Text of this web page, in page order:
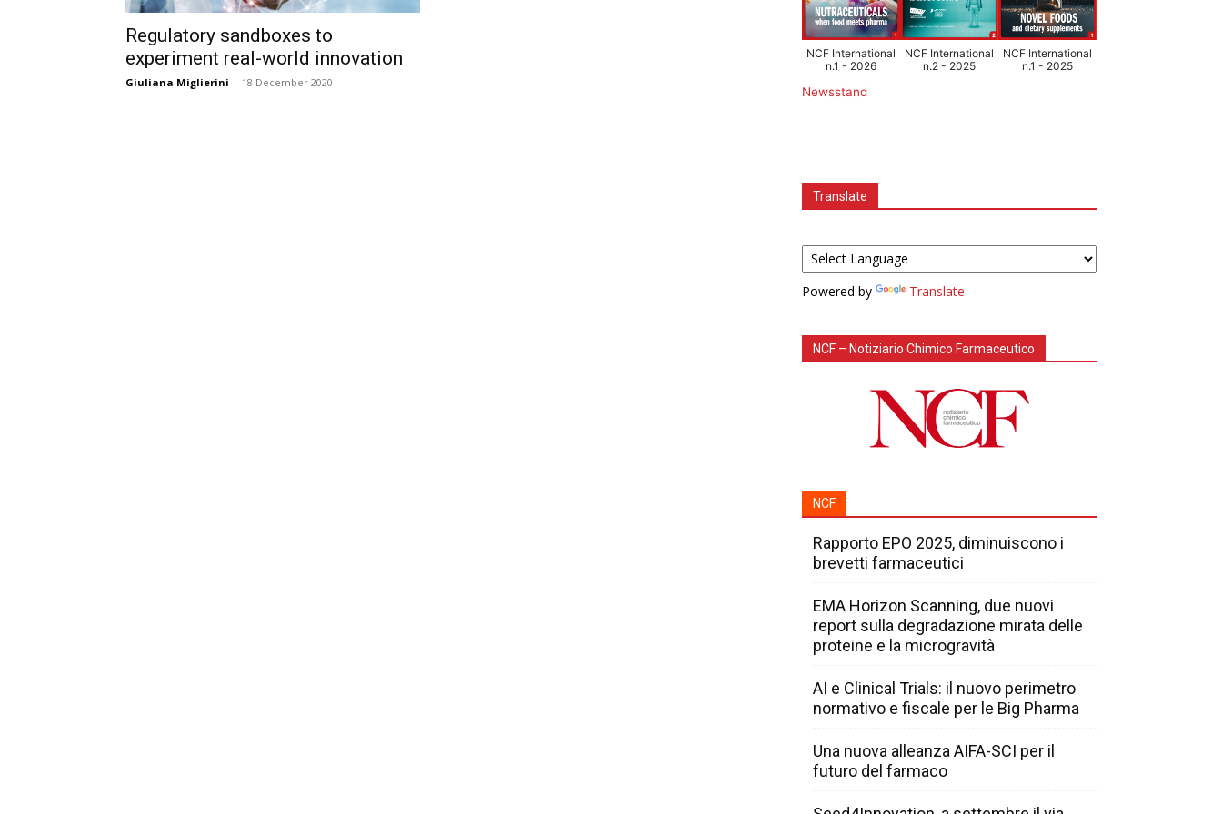
Regulatory sandboxes to
experiment real-world innovation
Giuliana Miglierini - 18 December 2020
NCF International
n.1 - 2026
NCF International
n.2 - 2025
NCF International
n.1 - 2025
Newsstand
Translate
Powered by Translate
NCF – Notiziario Chimico Farmaceutico
NCF
Rapporto EPO 2025, diminuiscono i
brevetti farmaceutici
EMA Horizon Scanning, due nuovi
report sulla degradazione mirata delle
proteine e la microgravità
AI e Clinical Trials: il nuovo perimetro
normativo e fiscale per le Big Pharma
Una nuova alleanza AIFA-SCI per il
futuro del farmaco